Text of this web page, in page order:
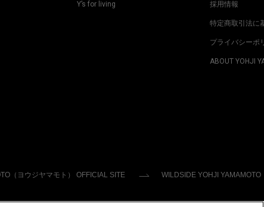
Y’s for living 採用情報
特定商取引法に
プライバシーポ
ABOUT YOHJI
（ヨウジヤマモト） OFFICIAL SITE WILDSIDE YOHJI YAMAMOTO